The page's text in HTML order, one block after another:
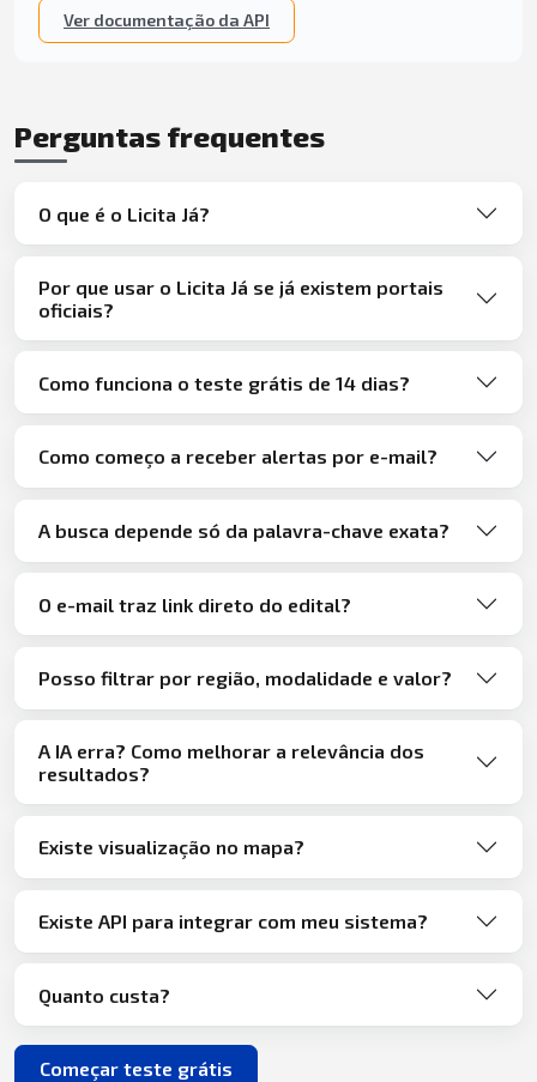
Ver documentação da API
Perguntas frequentes
O que é o Licita Já?
Por que usar o Licita Já se já existem portais
oficiais?
Como funciona o teste grátis de 14 dias?
Como começo a receber alertas por e-mail?
A busca depende só da palavra-chave exata?
O e-mail traz link direto do edital?
Posso filtrar por região, modalidade e valor?
A IA erra? Como melhorar a relevância dos
resultados?
Existe visualização no mapa?
Existe API para integrar com meu sistema?
Quanto custa?
Começar teste grátis